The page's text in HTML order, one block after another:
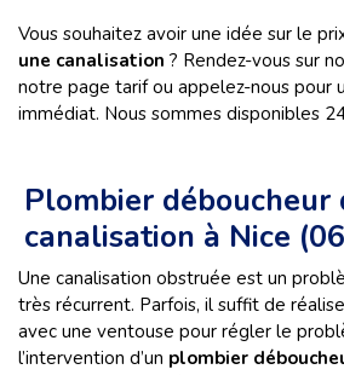
Vous souhaitez avoir une idée sur le
une canalisation ? Rendez-vous sur
notre page tarif ou appelez-nous pour
immédiat. Nous sommes disponibles
Plombier déboucheur
canalisation à Nice
Une canalisation obstruée est un
très récurrent. Parfois, il suffit de
avec une ventouse pour régler le
l’intervention d’un plombier